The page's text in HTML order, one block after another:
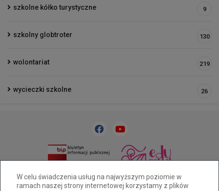
W celu świadczenia usług na najwyższym poziomie w
ramach naszej strony internetowej korzystamy z plików
szkolne kółko turystyczne 9
szkolny globtroter 130
wolontariat 219
wycieczki szkolne 26
33 818 31 84
sp32@cuw.bielsko-biala.pl